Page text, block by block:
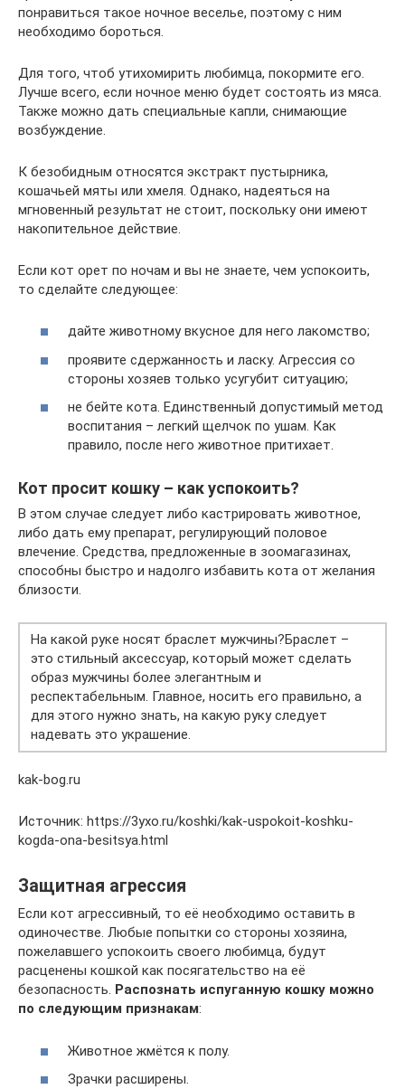
понравиться такое ночное веселье, поэтому с ним
необходимо бороться.
Для того, чтоб утихомирить любимца, покормите его.
Лучше всего, если ночное меню будет состоять из мяса.
Также можно дать специальные капли, снимающие
возбуждение.
К безобидным относятся экстракт пустырника,
кошачьей мяты или хмеля. Однако, надеяться на
мгновенный результат не стоит, поскольку они имеют
накопительное действие.
Если кот орет по ночам и вы не знаете, чем успокоить,
то сделайте следующее:
дайте животному вкусное для него лакомство;
проявите сдержанность и ласку. Агрессия со
стороны хозяев только усугубит ситуацию;
не бейте кота. Единственный допустимый метод
воспитания – легкий щелчок по ушам. Как
правило, после него животное притихает.
Кот просит кошку – как успокоить?
В этом случае следует либо кастрировать животное,
либо дать ему препарат, регулирующий половое
влечение. Средства, предложенные в зоомагазинах,
способны быстро и надолго избавить кота от желания
близости.
На какой руке носят браслет мужчины?Браслет –
это стильный аксессуар, который может сделать
образ мужчины более элегантным и
респектабельным. Главное, носить его правильно, а
для этого нужно знать, на какую руку следует
надевать это украшение.
kak-bog.ru
Источник: https://3yxo.ru/koshki/kak-uspokoit-koshku-
kogda-ona-besitsya.html
Защитная агрессия
Если кот агрессивный, то её необходимо оставить в
одиночестве. Любые попытки со стороны хозяина,
пожелавшего успокоить своего любимца, будут
расценены кошкой как посягательство на её
безопасность. Распознать испуганную кошку можно
по следующим признакам:
Животное жмётся к полу.
Зрачки расширены.